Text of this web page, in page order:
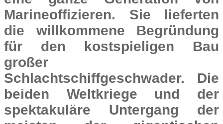
Marineoffizieren. Sie lieferten
die willkommene Begründung
für den kostspieligen Bau
großer
Schlachtschiffgeschwader. Die
beiden Weltkriege und der
spektakuläre Untergang der